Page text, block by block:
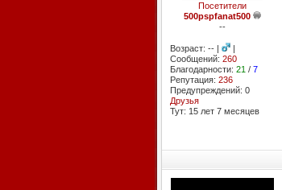
Посетители
500pspfanat500
--
Возраст: -- |
|
Сообщений: 260
Благодарности: 21 / 7
Репутация: 236
Предупреждений: 0
Друзья
Тут: 15 лет 7 месяцев